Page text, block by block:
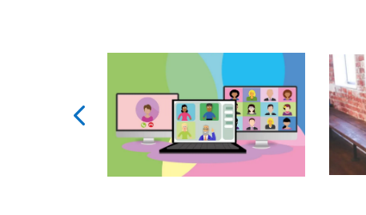
Cewebinaire sur les risques routiers
et défis ponctuent la session, assurant
travers des scénarios concrets, les
Grâce à cette conférence, vos
Ce format innovant permet non